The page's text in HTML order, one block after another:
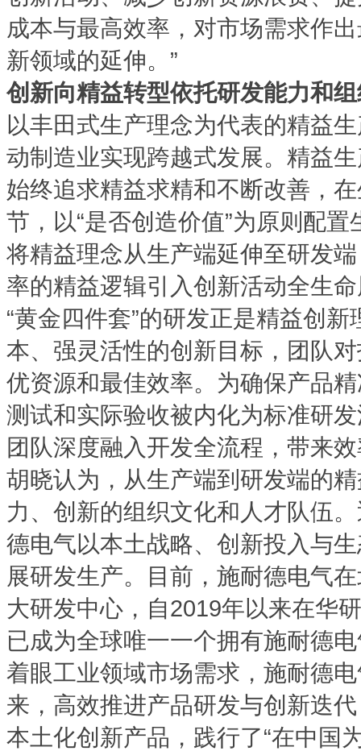
成本与最高效率，对市场需求作
新领域的延伸。”
创新向精益转型依托研发能力和
以丰田式生产理念为代表的精益
动制造业实现跨越式发展。精益
始终追求精益求精和不断改善，
节，以“是否创造价值”为原则配
将精益理念从生产端延伸至研发
率的精益逻辑引入创新活动全生
“黄金四件套”的研发正是精益创
本、强灵活性的创新目标，团队
优资源和最佳效率。为确保产品
测试和实际验收被内化为标准研
团队深度融入开发全流程，带来
胡晓认为，从生产端到研发端的
力、创新的组织文化和人才队伍
德电气以本土战略、创新投入与
展研发生产。目前，施耐德电气
大研发中心，自2019年以来在华
已成为全球唯一一个拥有施耐德
着眼工业领域市场需求，施耐德
来，高效推进产品研发与创新迭
本土化创新产品，践行了“在中国